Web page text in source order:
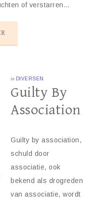
of verstarren…
in DIVERSEN
Guilty By
Association
Guilty by association,
schuld door
associatie, ook
bekend als drogreden
van associatie, wordt